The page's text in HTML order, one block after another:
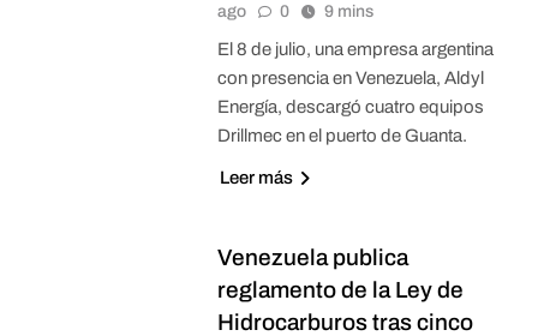
ago
0 9 mins
El 8 de julio, una empresa argentina
con presencia en Venezuela, Aldyl
Energía, descargó cuatro equipos
Drillmec en el puerto de Guanta.
Leer más
Venezuela publica
reglamento de la Ley de
Hidrocarburos tras cinco